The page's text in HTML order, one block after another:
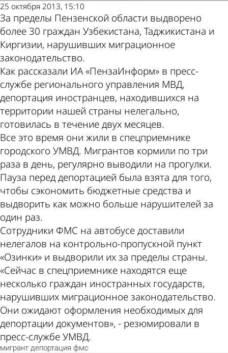
25 октября 2013, 15:10
За пределы Пензенской области выдворено
более 30 граждан Узбекистана, Таджикистана и
Киргизии, нарушивших миграционное
законодательство.
Как рассказали ИА «ПензаИнформ» в пресс-
службе регионального управления МВД,
депортация иностранцев, находившихся на
территории нашей страны нелегально,
готовилась в течение двух месяцев.
Все это время они жили в спецприемнике
городского УМВД. Мигрантов кормили по три
раза в день, регулярно выводили на прогулки.
Пауза перед депортацией была взята для того,
чтобы сэкономить бюджетные средства и
выдворить как можно больше нарушителей за
один раз.
Сотрудники ФМС на автобусе доставили
нелегалов на контрольно-пропускной пункт
«Озинки» и выдворили их за пределы страны.
«Сейчас в спецприемнике находятся еще
несколько граждан иностранных государств,
нарушивших миграционное законодательство.
Они ожидают оформления необходимых для
депортации документов», - резюмировали в
пресс-службе УМВД.
мигрант депортация фмс